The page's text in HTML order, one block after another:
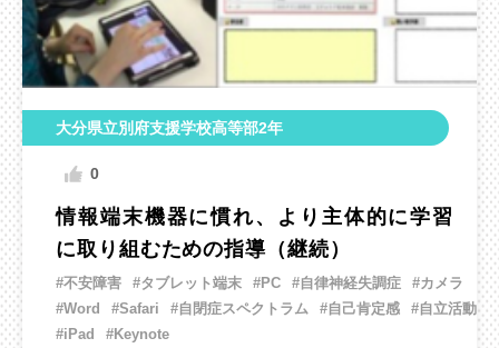
大分県立別府支援学校高等部2年
0
情報端末機器に慣れ、より主体的に学習
に取り組むための指導（継続）
#不安障害 #タブレット端末 #PC #自律神経失調症
#カメラ
#Word
#Safari #自閉症スペクトラム #自己肯定感
#自立活動
#iPad
#Keynote